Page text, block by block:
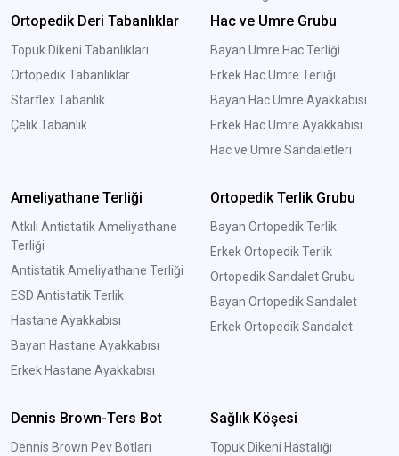
Ortopedik Deri Tabanlıklar
Topuk Dikeni Tabanlıkları
Ortopedik Tabanlıklar
Starflex Tabanlık
Çelik Tabanlık
Hac ve Umre Grubu
Bayan Umre Hac Terliği
Erkek Hac Umre Terliği
Bayan Hac Umre Ayakkabısı
Erkek Hac Umre Ayakkabısı
Hac ve Umre Sandaletleri
Ameliyathane Terliği
Atkılı Antistatik Ameliyathane
Terliği
Antistatik Ameliyathane Terliği
ESD Antistatik Terlik
Hastane Ayakkabısı
Bayan Hastane Ayakkabısı
Erkek Hastane Ayakkabısı
Ortopedik Terlik Grubu
Bayan Ortopedik Terlik
Erkek Ortopedik Terlik
Ortopedik Sandalet Grubu
Bayan Ortopedik Sandalet
Erkek Ortopedik Sandalet
Dennis Brown-Ters Bot
Dennis Brown Pev Botları
Sağlık Köşesi
Topuk Dikeni Hastalığı